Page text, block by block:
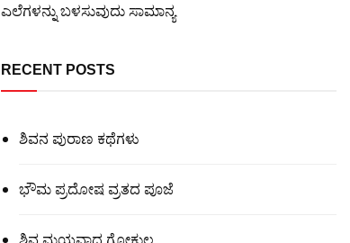
ಎಲೆಗಳನ್ನು ಬಳಸುವುದು ಸಾಮಾನ್ಯ
RECENT POSTS
ಶಿವನ ಪುರಾಣ ಕಥೆಗಳು
ಭೌಮ ಪ್ರದೋಷ ವ್ರತದ ಪೂಜೆ